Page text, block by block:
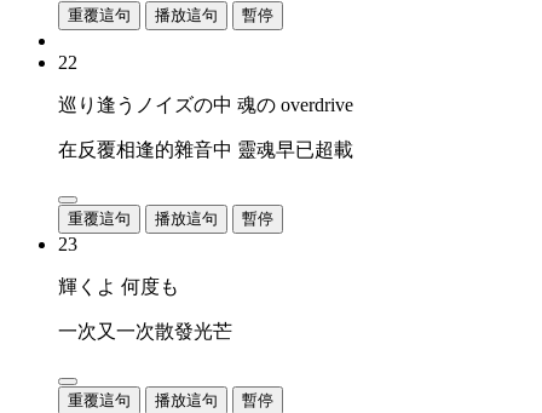
重覆這句 播放這句 暫停
22
巡り逢うノイズの中 魂の overdrive
在反覆相逢的雜音中 靈魂早已超載
重覆這句 播放這句 暫停
23
輝くよ 何度も
一次又一次散發光芒
重覆這句 播放這句 暫停